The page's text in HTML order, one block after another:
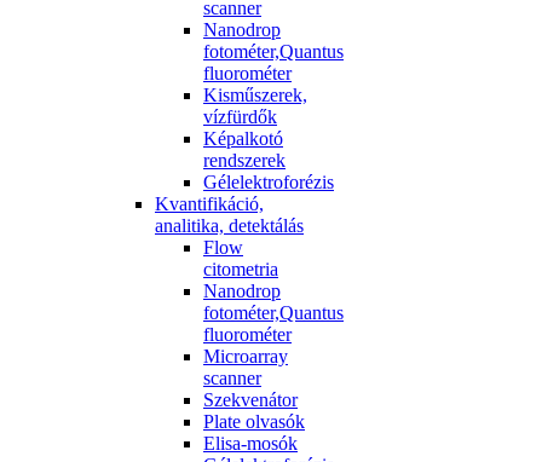
scanner
Nanodrop
fotométer,Quantus
fluorométer
Kisműszerek,
vízfürdők
Képalkotó
rendszerek
Gélelektroforézis
Kvantifikáció,
analitika, detektálás
Flow
citometria
Nanodrop
fotométer,Quantus
fluorométer
Microarray
scanner
Szekvenátor
Plate olvasók
Elisa-mosók